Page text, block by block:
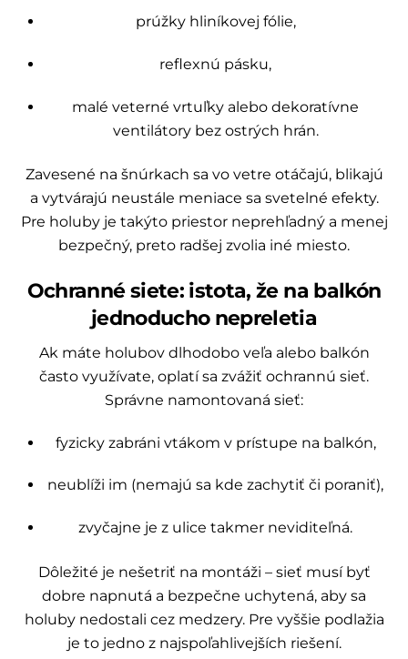
prúžky hliníkovej fólie,
reflexnú pásku,
malé veterné vrtuľky alebo dekoratívne
ventilátory bez ostrých hrán.
Zavesené na šnúrkach sa vo vetre otáčajú, blikajú
a vytvárajú neustále meniace sa svetelné efekty.
Pre holuby je takýto priestor neprehľadný a menej
bezpečný, preto radšej zvolia iné miesto.
Ochranné siete: istota, že na balkón
jednoducho nepreletia
Ak máte holubov dlhodobo veľa alebo balkón
často využívate, oplatí sa zvážiť ochrannú sieť.
Správne namontovaná sieť:
fyzicky zabráni vtákom v prístupe na balkón,
neublíži im (nemajú sa kde zachytiť či poraniť),
zvyčajne je z ulice takmer neviditeľná.
Dôležité je nešetriť na montáži – sieť musí byť
dobre napnutá a bezpečne uchytená, aby sa
holuby nedostali cez medzery. Pre vyššie podlažia
je to jedno z najspoľahlivejších riešení.